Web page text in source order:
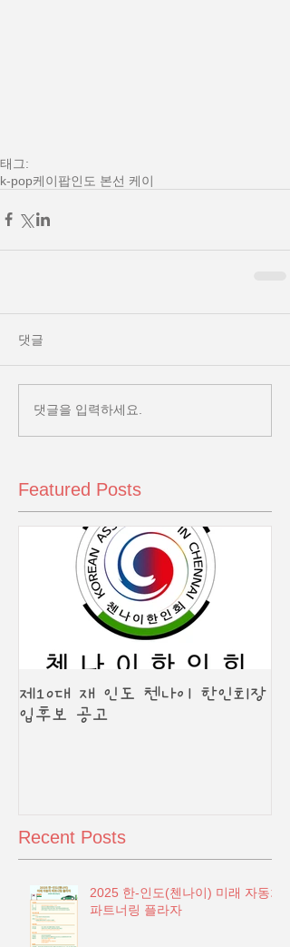
태그:
k-pop케이팝인도 본선 케이
댓글
댓글을 입력하세요.
Featured Posts
제10대 재 인도 첸나이 한인회장
입후보 공고
Recent Posts
2025 한-인도(첸나이) 미래 자동차
파트너링 플라자